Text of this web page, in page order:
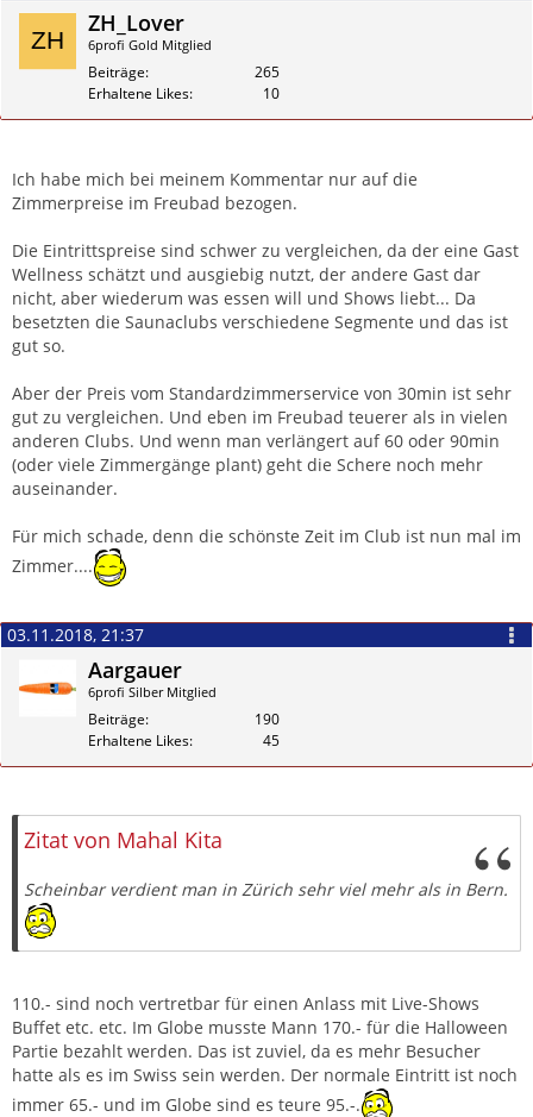
ZH_Lover
6profi Gold Mitglied
Beiträge
265
Erhaltene Likes
10
Ich habe mich bei meinem Kommentar nur auf die
Zimmerpreise im Freubad bezogen.
Die Eintrittspreise sind schwer zu vergleichen, da der eine Gast
Wellness schätzt und ausgiebig nutzt, der andere Gast dar
nicht, aber wiederum was essen will und Shows liebt... Da
besetzten die Saunaclubs verschiedene Segmente und das ist
gut so.
Aber der Preis vom Standardzimmerservice von 30min ist sehr
gut zu vergleichen. Und eben im Freubad teuerer als in vielen
anderen Clubs. Und wenn man verlängert auf 60 oder 90min
(oder viele Zimmergänge plant) geht die Schere noch mehr
auseinander.
Für mich schade, denn die schönste Zeit im Club ist nun mal im
Zimmer....
03.11.2018, 21:37
Aargauer
6profi Silber Mitglied
Beiträge
190
Erhaltene Likes
45
Zitat von Mahal Kita
Scheinbar verdient man in Zürich sehr viel mehr als in Bern.
110.- sind noch vertretbar für einen Anlass mit Live-Shows
Buffet etc. etc. Im Globe musste Mann 170.- für die Halloween
Partie bezahlt werden. Das ist zuviel, da es mehr Besucher
hatte als es im Swiss sein werden. Der normale Eintritt ist noch
immer 65.- und im Globe sind es teure 95.-.
Zitieren